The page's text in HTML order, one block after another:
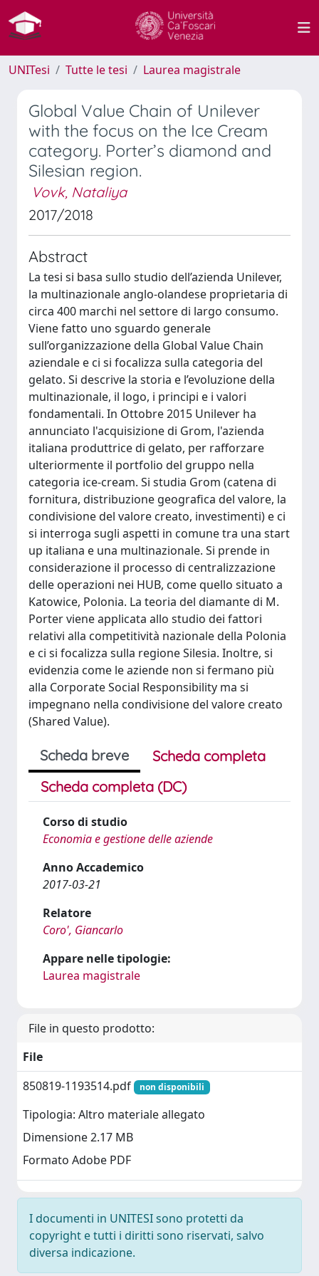
UNITesi Tutte le tesi Laurea magistrale
Global Value Chain of Unilever
with the focus on the Ice Cream
category. Porter’s diamond and
Silesian region.
Vovk, Nataliya
2017/2018
Abstract
La tesi si basa sullo studio dell’azienda Unilever,
la multinazionale anglo-olandese proprietaria di
circa 400 marchi nel settore di largo consumo.
Viene fatto uno sguardo generale
sull’organizzazione della Global Value Chain
aziendale e ci si focalizza sulla categoria del
gelato. Si descrive la storia e l’evoluzione della
multinazionale, il logo, i principi e i valori
fondamentali. In Ottobre 2015 Unilever ha
annunciato l'acquisizione di Grom, l'azienda
italiana produttrice di gelato, per rafforzare
ulteriormente il portfolio del gruppo nella
categoria ice-cream. Si studia Grom (catena di
fornitura, distribuzione geografica del valore, la
condivisione del valore creato, investimenti) e ci
si interroga sugli aspetti in comune tra una start
up italiana e una multinazionale. Si prende in
considerazione il processo di centralizzazione
delle operazioni nei HUB, come quello situato a
Katowice, Polonia. La teoria del diamante di M.
Porter viene applicata allo studio dei fattori
relativi alla competitività nazionale della Polonia
e ci si focalizza sulla regione Silesia. Inoltre, si
evidenzia come le aziende non si fermano più
alla Corporate Social Responsibility ma si
impegnano nella condivisione del valore creato
(Shared Value).
Scheda breve
Scheda completa
Scheda completa (DC)
Corso di studio
Economia e gestione delle aziende
Anno Accademico
2017-03-21
Relatore
Coro', Giancarlo
Appare nelle tipologie:
Laurea magistrale
File in questo prodotto:
File
850819-1193514.pdf
non disponibili
Tipologia: Altro materiale allegato
Dimensione 2.17 MB
Formato Adobe PDF
I documenti in UNITESI sono protetti da
copyright e tutti i diritti sono riservati, salvo
diversa indicazione.